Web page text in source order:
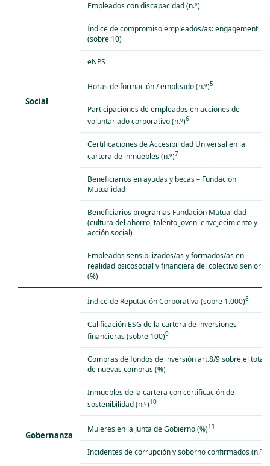
Social
Empleados con discapacidad (n.º)
Índice de compromiso empleados/as: engagement
(sobre 10)
eNPS
Horas de formación / empleado (n.º)5
Participaciones de empleados en acciones de
voluntariado corporativo (n.º)6
Certificaciones de Accesibilidad Universal en la
cartera de inmuebles (n.º)7
Beneficiarios en ayudas y becas – Fundación
Mutualidad
Beneficiarios programas Fundación Mutualidad
(cultura del ahorro, talento joven, envejecimiento y
acción social)
Empleados sensibilizados/as y formados/as en
realidad psicosocial y financiera del colectivo senior
(%)
Gobernanza
Índice de Reputación Corporativa (sobre 1.000)8
Calificación ESG de la cartera de inversiones
financieras (sobre 100)9
Compras de fondos de inversión art.8/9 sobre el total
de nuevas compras (%)
Inmuebles de la cartera con certificación de
sostenibilidad (n.º)10
Mujeres en la Junta de Gobierno (%)11
Incidentes de corrupción y soborno confirmados (n.º)